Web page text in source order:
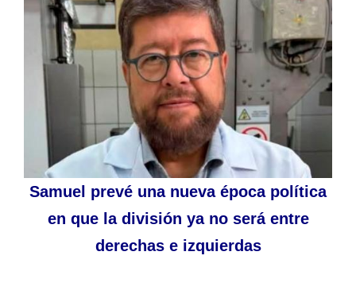
Samuel prevé una nueva época política
en que la división ya no será entre
derechas e izquierdas